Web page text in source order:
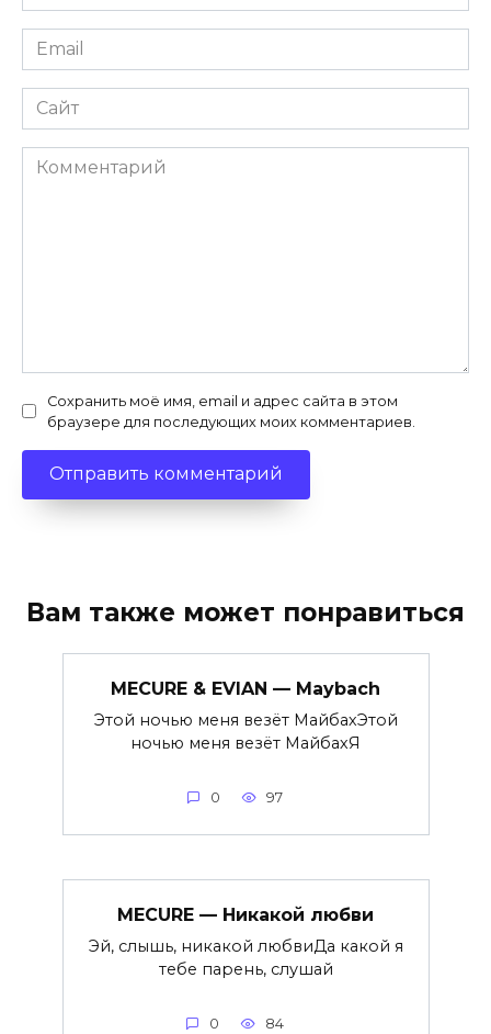
*
Email
*
Сайт
Комментарий
Сохранить моё имя, email и адрес сайта в этом
браузере для последующих моих комментариев.
Вам также может понравиться
MECURE & EVIAN — Maybach
Этой ночью меня везёт МайбахЭтой
ночью меня везёт МайбахЯ
0 97
MECURE — Никакой любви
Эй, слышь, никакой любвиДа какой я
тебе парень, слушай
0 84